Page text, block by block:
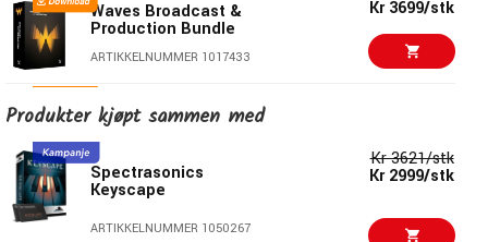
Linear Phase Multiband Compressor
LoAir
MondoMod
Morphoder
PAZ Analyzer
PS22 Stereo Maker
Q10 Equalizer
Renaissance Axx
Waves Broadcast &
Production Bundle
ARTIKKELNUMMER 1017433
Kr 3699/stk
Waves Diamond
Bundle
AudioThing Effect
Bundle
Produkter kjøpt sammen med
Spectrasonics
Keyscape
ARTIKKELNUMMER 1050267
Kr 3621/stk
Kr 2999/stk